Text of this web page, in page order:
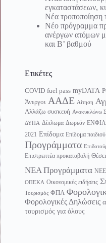
εγκαταστάσεων,
Νέα τροποποίηση
Νέο πρόγραμμα
ανέργων ατόμων
και Β’ βαθμού
Ετικέτες
COVID fuel pass myDATA
Άνεργοι ΑΑΔΕ Αίτηση
Αλλάζω συσκευή Ανακυκλώνω
ΔΥΠΑ Δίπλωμα Δωρεάν ΕΝΦΙΑ
2021 Επίδομα Επίδομα παιδιού
Προγράμματα
Επιστρεπτέα προκαταβολή
ΝΕΑ Προγράμματα
ΟΠΕΚΑ Οικονομικές ειδήσεις
Τουρισμός ΦΠΑ
Φορολογικές Δηλώσεις
τουρισμός για όλους